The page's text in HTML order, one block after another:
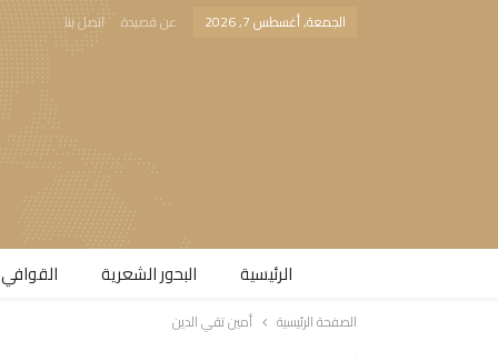
الجمعة, أغسطس 7, 2026 عن قصيدة اتصل بنا
الرئيسية البحور الشعرية​
الصفحة الرئيسية أمين تقي الدين